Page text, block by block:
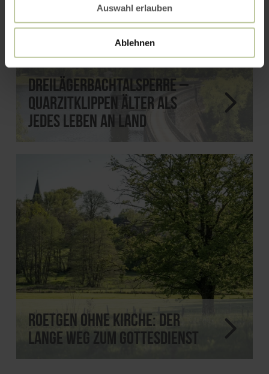
Auswahl erlauben
Ablehnen
Dreilägerbachtalsperre –
Quarzitklippen älter als
jedes Leben an Land
Roetgen ohne Kirche: der
lange Weg zum Gottesdienst